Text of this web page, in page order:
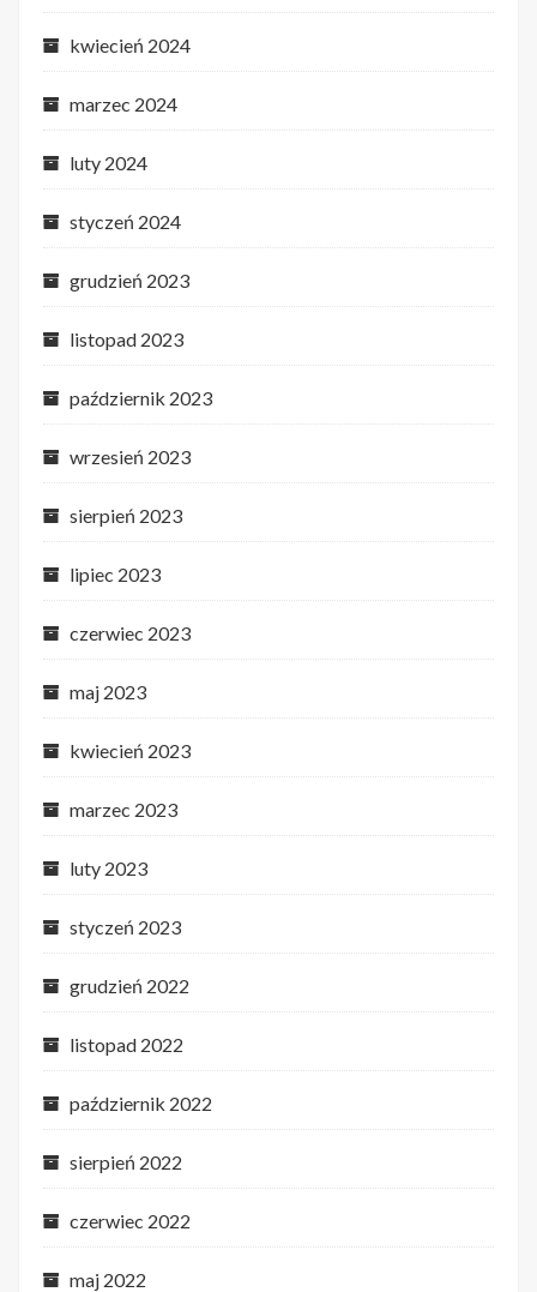
kwiecień 2024
marzec 2024
luty 2024
styczeń 2024
grudzień 2023
listopad 2023
październik 2023
wrzesień 2023
sierpień 2023
lipiec 2023
czerwiec 2023
maj 2023
kwiecień 2023
marzec 2023
luty 2023
styczeń 2023
grudzień 2022
listopad 2022
październik 2022
sierpień 2022
czerwiec 2022
maj 2022